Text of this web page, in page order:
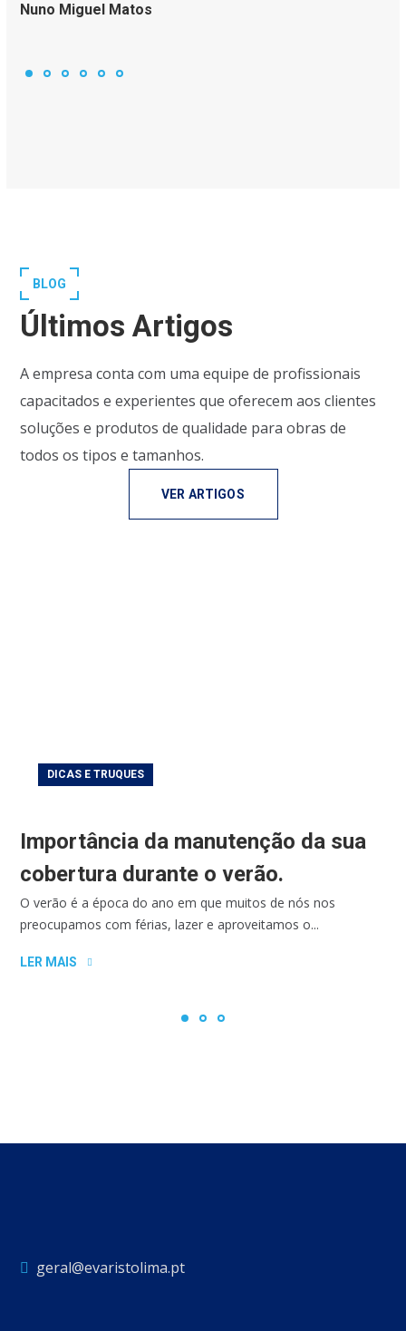
Nuno Miguel Matos
BLOG
Últimos Artigos
A empresa conta com uma equipe de profissionais
capacitados e experientes que oferecem aos clientes
soluções e produtos de qualidade para obras de
todos os tipos e tamanhos.
VER ARTIGOS
DICAS E TRUQUES
Importância da manutenção da sua
cobertura durante o verão.
O verão é a época do ano em que muitos de nós nos
preocupamos com férias, lazer e aproveitamos o...
LER MAIS
geral@evaristolima.pt